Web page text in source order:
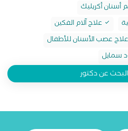
أكريليك
علاج آلام الفكين
علاج عصب الأسنان للأطفال
سمايل
البحث عن دكتور